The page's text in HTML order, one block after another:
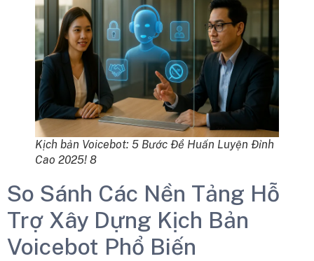
Kịch bản Voicebot: 5 Bước Để Huấn Luyện Đỉnh
Cao 2025! 8
So Sánh Các Nền Tảng Hỗ
Trợ Xây Dựng Kịch Bản
Voicebot Phổ Biến